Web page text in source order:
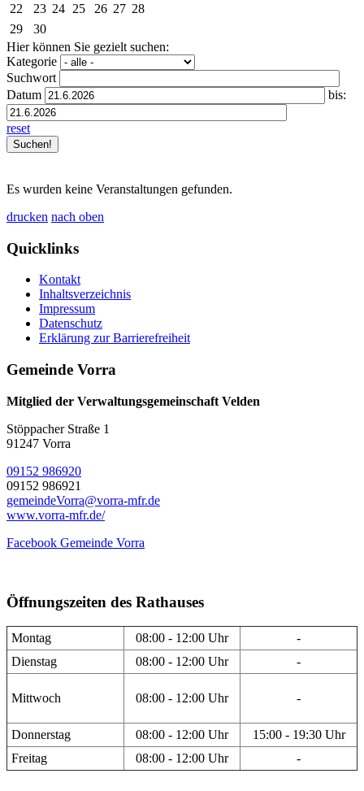
22
23 24 25 26 27 28
29
30
Hier können Sie gezielt suchen:
Kategorie
Suchwort
Datum
bis:
reset
Es wurden keine Veranstaltungen gefunden.
drucken nach oben
Quicklinks
Kontakt
Inhaltsverzeichnis
Impressum
Datenschutz
Erklärung zur Barrierefreiheit
Gemeinde Vorra
Mitglied der Verwaltungsgemeinschaft Velden
Stöppacher Straße 1
91247 Vorra
09152 986920
09152 986921
gemeindeVorra@vorra-mfr.de
www.vorra-mfr.de/
Facebook Gemeinde Vorra
Öffnungszeiten des Rathauses
Montag 08:00 - 12:00 Uhr
-
Dienstag
08:00 - 12:00 Uhr -
Mittwoch 08:00 - 12:00 Uhr -
Donnerstag 08:00 - 12:00 Uhr
15:00 - 19:30 Uhr
Freitag
08:00 - 12:00 Uhr -